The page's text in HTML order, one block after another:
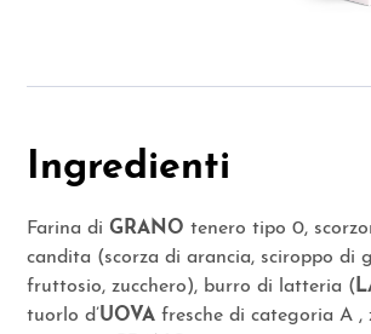
Ingredienti
Farina diGRANO tenero tipo 0,
candita (scorza di arancia, sciroppo di
fruttosio, zucchero), burro di latteria (
tuorlo d’UOVA fresche di categoria A ,